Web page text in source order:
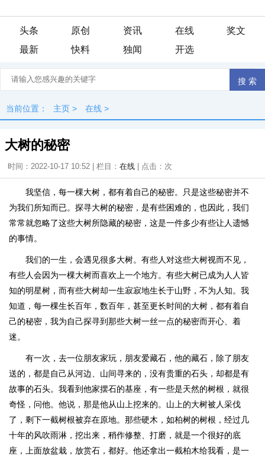
头条 原创 资讯 在线
奖文
最新
快料 独闻 开选
当前位置： 主页 > 在线 >
大树的秘密
时间：2022-10-17 10:52 | 栏目： 在线 | 点击： 次
我坚信，每一棵大树，都有着自己的秘密。只是这些秘密并不
为我们所知而已。探寻大树的秘密，是有些困难的，也因此，我们
常常就忽略了这些大树所隐藏的秘密，这是一件多少有些让人遗憾
的事情。
我们的一生，会遇见很多大树。有些人对这些大树视而不见，
有些人会因为一棵大树而喜欢上一个地方。有些大树已成为人人皆
知的明星树，而有些大树却一生寂寂地生长于山野，不为人知。我
知道，每一棵生长百年，数百年，甚至更长时间的大树，都有着自
己的秘密，我为自己探寻到那些大树一丝一点的秘密而开心、着
迷。
有一次，去一位朋友家玩，朋友爱藏石，他的藏石，除了朋友
送的，都是自己从河边、山间寻来的，没有贵重的石头，却都是有
故事的石头。我看到他家摆石的基座，有一些是天然的树根，就很
奇怪，问他。他说，那是他从山上挖来的。山上的大树被人采伐
了，剩下一截树根被弃在原地。那些硬木，如柏树的树根，经过几
十年的风吹雨淋，挖出来，稍作修整、打磨，就是一个很好的底
座，上面放盆栽，放赏石，都好。他还拿出一截柏木给我看，是一